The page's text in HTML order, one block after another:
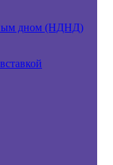
дном (НДНД)